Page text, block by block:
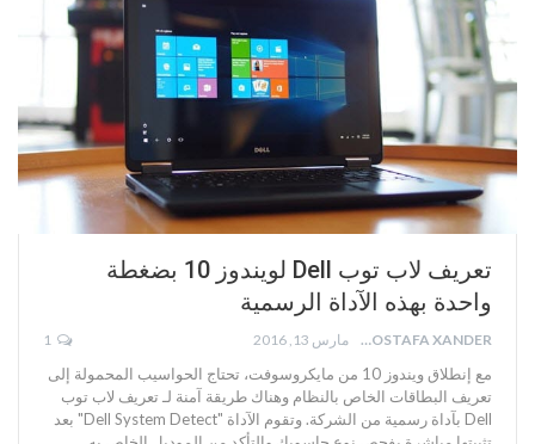
تعريف لاب توب Dell لويندوز 10 بضغطة
واحدة بهذه الآداة الرسمية
MOSTAFA XANDER مارس 13, 2016
مع إنطلاق ويندوز 10 من مايكروسوفت، تحتاج الحواسيب المحمولة إلى
تعريف البطاقات الخاص بالنظام وهناك طريقة آمنة لـ تعريف لاب توب
Dell بآداة رسمية من الشركة. وتقوم الآداة "Dell System Detect" بعد